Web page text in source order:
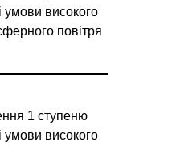
умови високого
повітря
1 ступеню
умови високого